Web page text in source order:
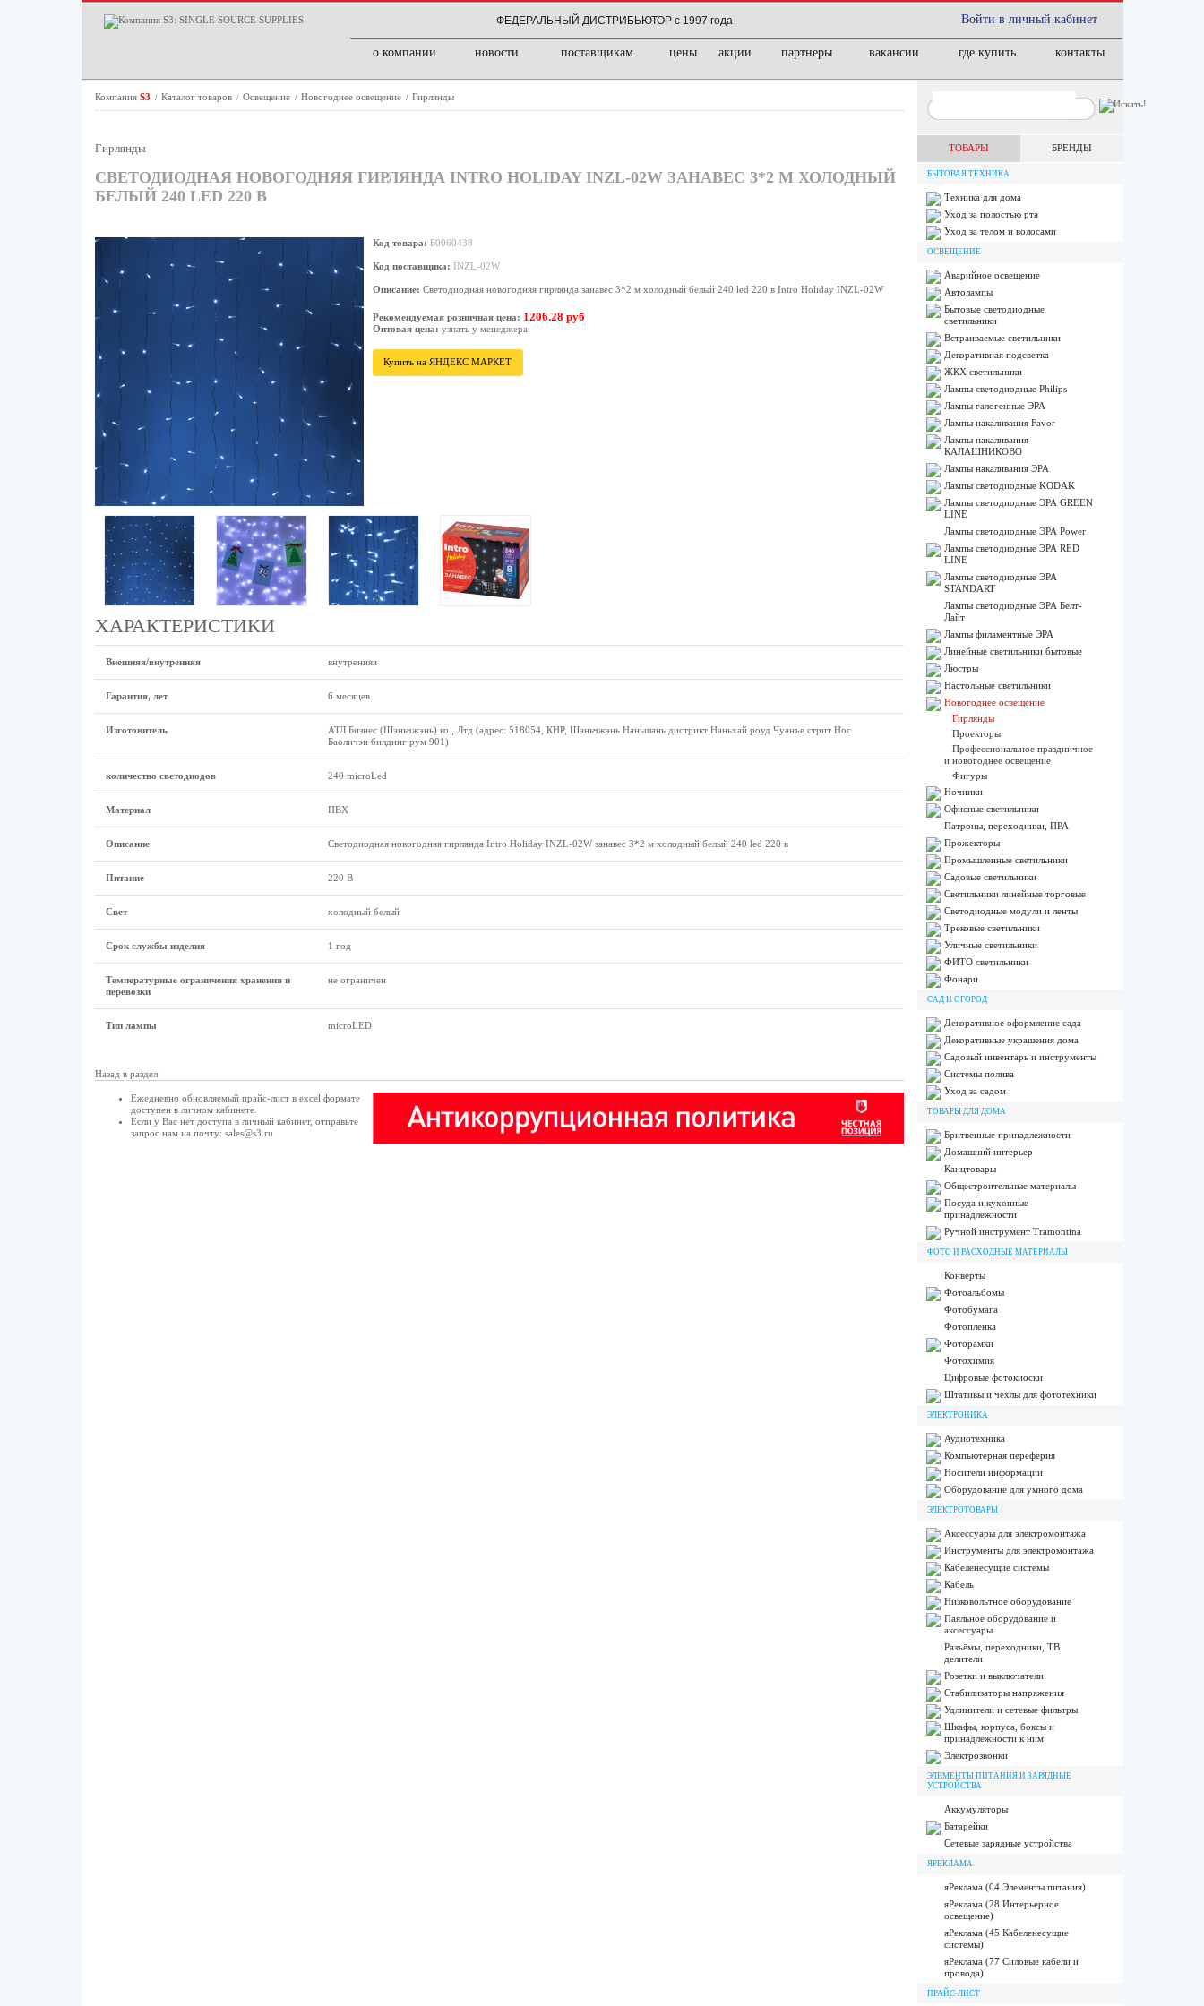
Войти в личный кабинет
ФЕДЕРАЛЬНЫЙ ДИСТРИБЬЮТОР с 1997 года
о компании новости поставщикам цены акции партнеры вакансии где купить контакты
Компания S3 / Каталог товаров / Освещение / Новогоднее освещение / Гирлянды
Гирлянды
СВЕТОДИОДНАЯ НОВОГОДНЯЯ ГИРЛЯНДА INTRO HOLIDAY INZL-02W ЗАНАВЕС 3*2 М ХОЛОДНЫЙ
БЕЛЫЙ 240 LED 220 В
Код товара: Б0060438
Код поставщика: INZL-02W
Описание: Светодиодная новогодняя гирлянда занавес 3*2 м холодный белый 240 led 220 в Intro Holiday INZL-02W
Рекомендуемая розничная цена: 1206.28 руб
Оптовая цена: узнать у менеджера
Купить на ЯНДЕКС МАРКЕТ
ХАРАКТЕРИСТИКИ
Внешняя/внутренняя внутренняя
Гарантия, лет 6 месяцев
Изготовитель
АТЛ Бизнес (Шэньчжэнь) ко., Лтд (адрес: 518054, КНР, Шэньчжэнь Наньшань дистрикт Наньхай роуд Чуанъе стрит Нос
Баоличэн билдинг рум 901)
количество светодиодов 240 microLed
Материал ПВХ
Описание Светодиодная новогодняя гирлянда Intro Holiday INZL-02W занавес 3*2 м холодный белый 240 led 220 в
Питание 220 В
Свет холодный белый
Срок службы изделия 1 год
Температурные ограничения хранения и
перевозки
не ограничен
Тип лампы microLED
Назад в раздел
Ежедневно обновляемый прайс-лист в excel формате
доступен в личном кабинете.
Если у Вас нет доступа в личный кабинет, отправьте
запрос нам на почту: sales@s3.ru
ТОВАРЫ БРЕНДЫ
БЫТОВАЯ ТЕХНИКА
Техника для дома
Уход за полостью рта
Уход за телом и волосами
ОСВЕЩЕНИЕ
Аварийное освещение
Автолампы
Бытовые светодиодные
светильники
Встраиваемые светильники
Декоративная подсветка
ЖКХ светильники
Лампы cветодиодные Philips
Лампы галогенные ЭРА
Лампы накаливания Favor
Лампы накаливания
КАЛАШНИКОВО
Лампы накаливания ЭРА
Лампы светодиодные KODAK
Лампы светодиодные ЭРА GREEN
LINE
Лампы светодиодные ЭРА Power
Лампы светодиодные ЭРА RED
LINE
Лампы светодиодные ЭРА
STANDART
Лампы светодиодные ЭРА Белт-
Лайт
Лампы филаментные ЭРА
Линейные светильники бытовые
Люстры
Настольные светильники
Новогоднее освещение
Гирлянды
Проекторы
Профессиональное праздничное
и новогоднее освещение
Фигуры
Ночники
Офисные светильники
Патроны, переходники, ПРА
Прожекторы
Промышленные светильники
Садовые светильники
Светильники линейные торговые
Светодиодные модули и ленты
Трековые светильники
Уличные светильники
ФИТО светильники
Фонари
САД И ОГОРОД
Декоративное оформление сада
Декоративные украшения дома
Садовый инвентарь и инструменты
Системы полива
Уход за садом
ТОВАРЫ ДЛЯ ДОМА
Бритвенные принадлежности
Домашний интерьер
Канцтовары
Общестроительные материалы
Посуда и кухонные
принадлежности
Ручной инструмент Tramontina
ФОТО И РАСХОДНЫЕ МАТЕРИАЛЫ
Конверты
Фотоальбомы
Фотобумага
Фотопленка
Фоторамки
Фотохимия
Цифровые фотокиоски
Штативы и чехлы для фототехники
ЭЛЕКТРОНИКА
Аудиотехника
Компьютерная переферия
Носители информации
Оборудование для умного дома
ЭЛЕКТРОТОВАРЫ
Аксессуары для электромонтажа
Инструменты для электромонтажа
Кабеленесущие системы
Кабель
Низковольтное оборудование
Паяльное оборудование и
аксессуары
Разъёмы, переходники, ТВ
делители
Розетки и выключатели
Стабилизаторы напряжения
Удлинители и сетевые фильтры
Шкафы, корпуса, боксы и
принадлежности к ним
Электрозвонки
ЭЛЕМЕНТЫ ПИТАНИЯ И ЗАРЯДНЫЕ
УСТРОЙСТВА
Аккумуляторы
Батарейки
Сетевые зарядные устройства
ЯРЕКЛАМА
яРеклама (04 Элементы питания)
яРеклама (28 Интерьерное
освещение)
яРеклама (45 Кабеленесущие
системы)
яРеклама (77 Силовые кабели и
провода)
ПРАЙС-ЛИСТ